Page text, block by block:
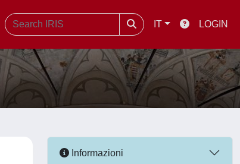
IT LOGIN
Informazioni